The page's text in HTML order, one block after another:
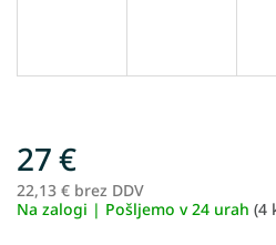
27 €
22,13 € brez DDV
Na zalogi | Pošljemo v 24 urah (4